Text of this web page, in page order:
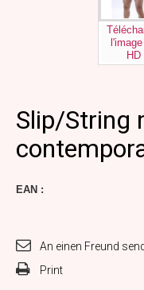
HD
Slip/String
EAN :
An einen Freund
Print